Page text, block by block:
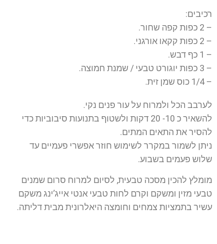
רכיבים:
– 2 כפות קפה שחור.
– 2 כפות קקאו אורגני.
– 1 כף דבש.
– 3 כפות יוגורט טבעי / שמנת חמוצה.
– 1/4 כוס שמן זית.
לערבב הכל ולמרוח על עור פנים נקי.
להשאיר כ 10- 20 דקות ולשטוף בתנועות סיבוביות כדי
להסיר את התאים המתים.
ניתן לשמור במקרר לשימוש חוזר אפשרי פעמיים עד
שלוש פעמים בשבוע.
מומלץ להכין מסכה טבעית, לסיום למרוח סרום שמנים
טבעי מזין ומשקם וקרם לחות טבעי אנטי אייג’ינג משקם
עשיר בתמציות צמחים וחומצה היאלרונית מבית דליתה.